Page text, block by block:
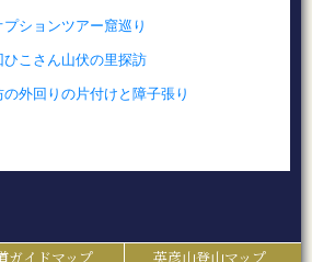
ションツアー窟巡り
こさん山伏の里探訪
外回りの片付けと障子張り
ガイドマップ 英彦山登山マップ